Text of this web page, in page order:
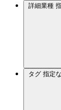
詳細業種
タグ 指定